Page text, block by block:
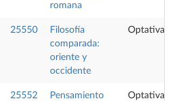
romana
25550
Filosofía
comparada:
oriente y
occidente
Optativa
25552
Pensamiento
Optativa